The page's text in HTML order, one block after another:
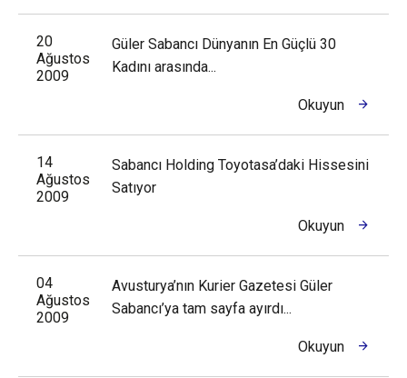
20
Ağustos
2009
Güler Sabancı Dünyanın En Güçlü 30
Kadını arasında...
Okuyun
14
Ağustos
2009
Sabancı Holding Toyotasa’daki Hissesini
Satıyor
Okuyun
04
Ağustos
2009
Avusturya’nın Kurier Gazetesi Güler
Sabancı’ya tam sayfa ayırdı...
Okuyun